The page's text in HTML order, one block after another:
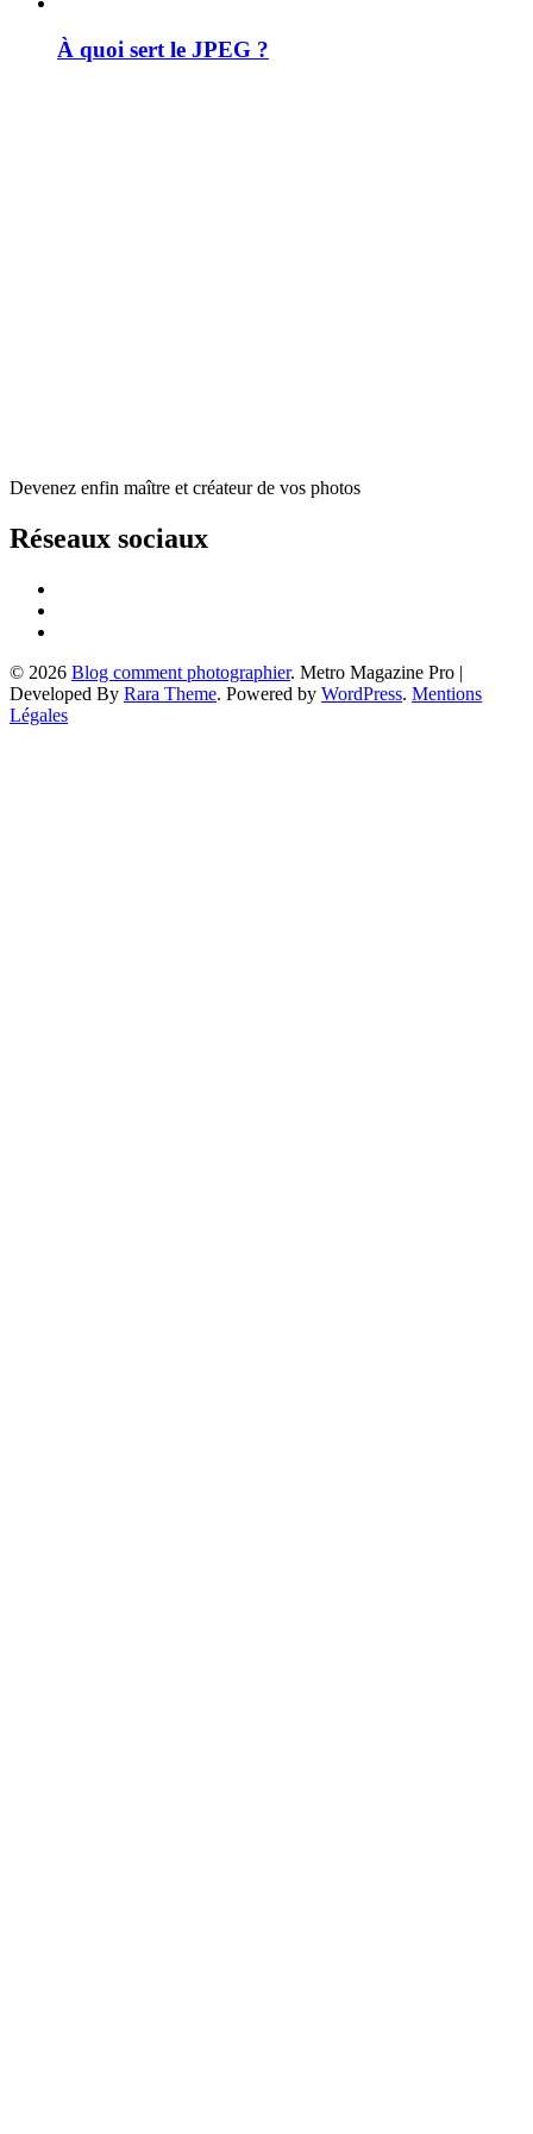
À quoi sert le JPEG ?
Devenez enfin maître et créateur de vos photos
Réseaux sociaux
© 2026 Blog comment photographier. Metro Magazine Pro |
Developed By Rara Theme. Powered by WordPress. Mentions
Légales